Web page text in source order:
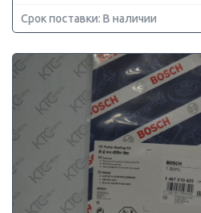
Срок поставки: В наличии